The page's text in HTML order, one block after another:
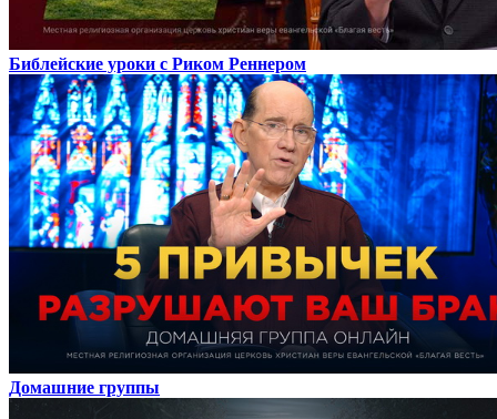
Библейские уроки с Риком Реннером
Домашние группы